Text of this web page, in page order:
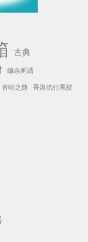
古典
编余闲话
音响之路 香港流行黑胶